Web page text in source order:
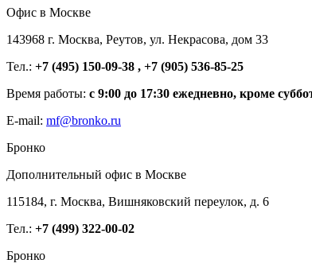
Офис в Москве
143968 г. Москва, Реутов, ул. Некрасова, дом 33
Тел.: +7 (495) 150-09-38 , +7 (905) 536-85-25
Время работы: с 9:00 до 17:30 ежедневно, кроме
E-mail: mf@bronko.ru
Бронко
Дополнительный офис в Москве
115184, г. Москва, Вишняковский переулок, д. 6
Тел.: +7 (499) 322-00-02
Бронко